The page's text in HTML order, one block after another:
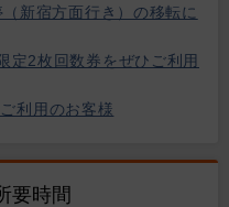
新宿方面行き）の移転に
定2枚回数券をぜひご利用
利用のお客様
要時間